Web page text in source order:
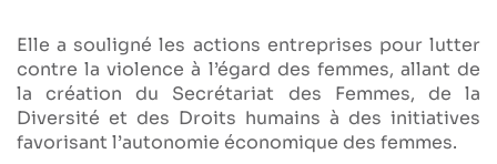
Elle a souligné les actions entreprises pour lutter
contre la violence à l’égard des femmes, allant de
la création du Secrétariat des Femmes, de la
Diversité et des Droits humains à des initiatives
favorisant l’autonomie économique des femmes.